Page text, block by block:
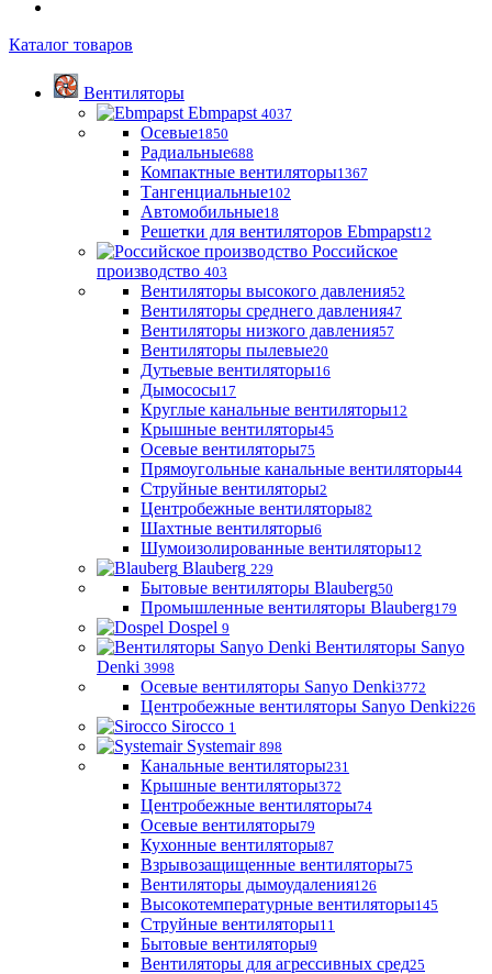
Каталог товаров
Вентиляторы
Ebmpapst 4037
Осевые1850
Радиальные688
Компактные вентиляторы1367
Тангенциальные102
Автомобильные18
Решетки для вентиляторов Ebmpapst12
Российское
производство 403
Вентиляторы высокого давления52
Вентиляторы среднего давления47
Вентиляторы низкого давления57
Вентиляторы пылевые20
Дутьевые вентиляторы16
Дымососы17
Круглые канальные вентиляторы12
Крышные вентиляторы45
Осевые вентиляторы75
Прямоугольные канальные вентиляторы44
Струйные вентиляторы2
Центробежные вентиляторы82
Шахтные вентиляторы6
Шумоизолированные вентиляторы12
Blauberg 229
Бытовые вентиляторы Blauberg50
Промышленные вентиляторы Blauberg179
Dospel 9
Вентиляторы Sanyo
Denki 3998
Осевые вентиляторы Sanyo Denki3772
Центробежные вентиляторы Sanyo Denki226
Sirocco 1
Systemair 898
Канальные вентиляторы231
Крышные вентиляторы372
Центробежные вентиляторы74
Осевые вентиляторы79
Кухонные вентиляторы87
Взрывозащищенные вентиляторы75
Вентиляторы дымоудаления126
Высокотемпературные вентиляторы145
Струйные вентиляторы11
Бытовые вентиляторы9
Вентиляторы для агрессивных сред25